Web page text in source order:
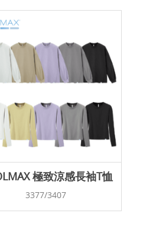
極致涼感長袖T恤
3377/3407